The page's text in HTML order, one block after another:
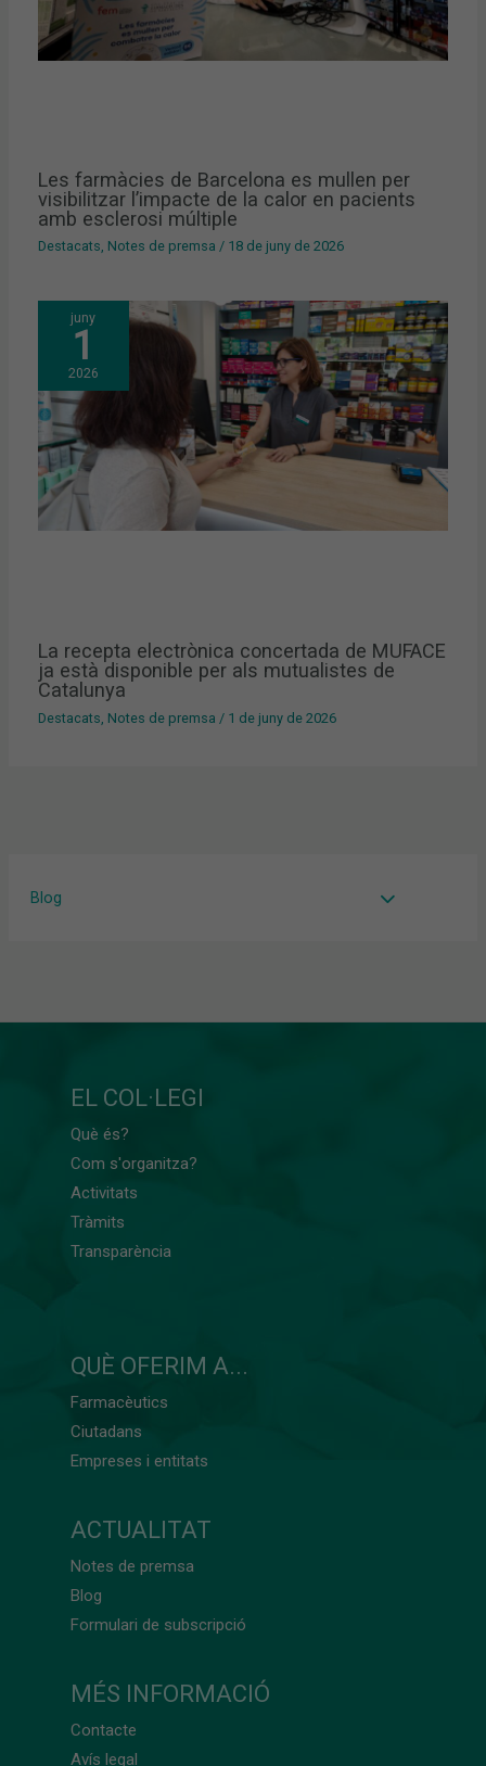
Blog
Les farmàcies de Barcelona es mullen per
visibilitzar l’impacte de la calor en pacients
amb esclerosi múltiple
Destacats, Notes de premsa / 18 de juny de 2026
juny
1
2026
La recepta electrònica concertada de MUFACE
ja està disponible per als mutualistes de
Catalunya
Destacats Notes de premsa / 1 de juny de 2026
EL COL·LEGI
Què és?
Com s'organitza?
Activitats
Tràmits
Transparència
QUÈ OFERIM A...
Farmacèutics
Ciutadans
Empreses i entitats
ACTUALITAT
Notes de premsa
Blog
Formulari de subscripció
MÉS INFORMACIÓ
Contacte
Avís legal